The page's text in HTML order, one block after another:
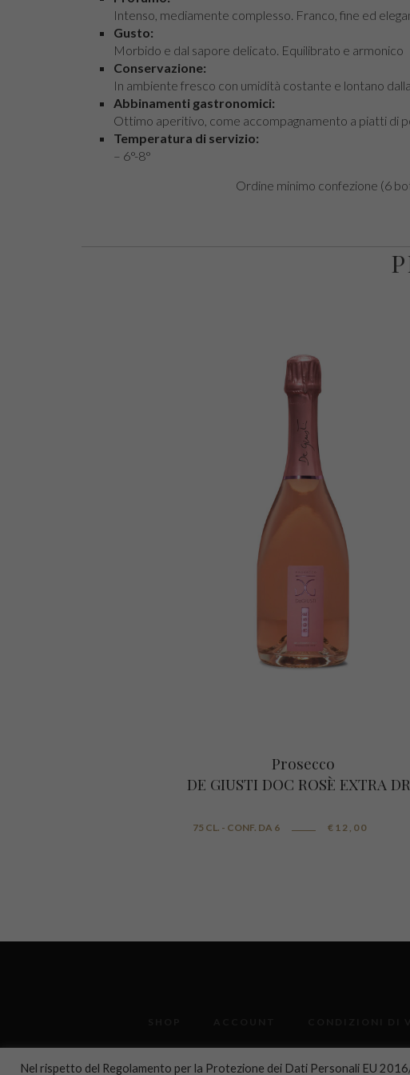
Intenso, mediamente complesso. Franco, fine ed
Gusto:
Morbido e dal sapore delicato. Equilibrato e armonico
Conservazione:
In ambiente fresco con umidità costante e lontano
Abbinamenti gastronomici:
Ottimo aperitivo, come accompagnamento a piatti di
Temperatura di servizio:
– 6°-8°
Ordine minimo confezione (6
Prosecco
DE GIUSTI DOC ROSÈ EXTRA
75 CL. - CONF. DA 6 € 12,00
Nel rispetto del Regolamento per la Protezione dei Dati Personali EU